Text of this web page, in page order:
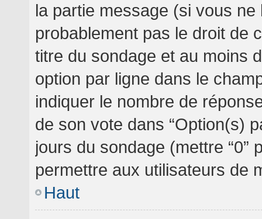
la partie message (si vous ne
probablement pas le droit de
titre du sondage et au moins
option par ligne dans le
indiquer le nombre de
de son vote dans “Option(s)
jours du sondage (mettre “0”
permettre aux utilisateurs de
Haut